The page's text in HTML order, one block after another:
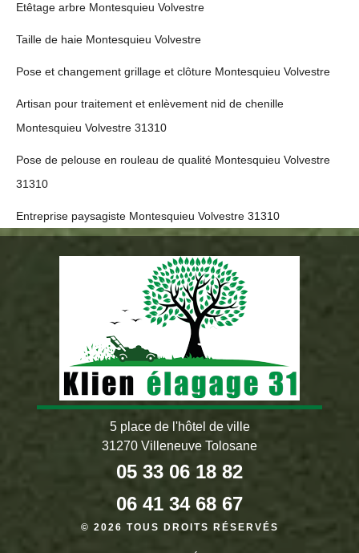
Etêtage arbre Montesquieu Volvestre
Taille de haie Montesquieu Volvestre
Pose et changement grillage et clôture Montesquieu Volvestre
Artisan pour traitement et enlèvement nid de chenille
Montesquieu Volvestre 31310
Pose de pelouse en rouleau de qualité Montesquieu Volvestre
31310
Entreprise paysagiste Montesquieu Volvestre 31310
5 place de l'hôtel de ville
31270 Villeneuve Tolosane
05 33 06 18 82
06 41 34 68 67
© 2026 TOUS DROITS RÉSERVÉS